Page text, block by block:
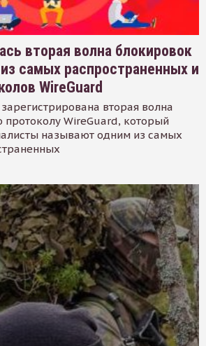
вторая волна блокировок
самых распространенных и
WireGuard
вторая волна
протоколу WireGuard, который
называют одним из самых